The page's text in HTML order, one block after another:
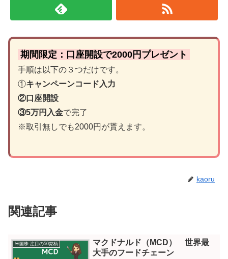
期間限定：口座開設で2000円プレゼント
手順は以下の３つだけです。
①キャンペーンコード入力
②口座開設
③5万円入金で完了
※取引無しでも2000円が貰えます。
kaoru
関連記事
米国株 注目の50銘柄
マクドナルド（MCD） 世界最
大手のフードチェーン